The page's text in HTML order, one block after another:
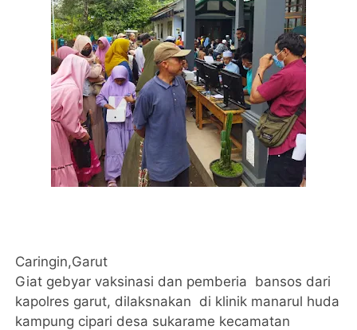
Caringin,Garut
Giat gebyar vaksinasi dan pemberia bansos dari
kapolres garut, dilaksnakan di klinik manarul huda
kampung cipari desa sukarame kecamatan